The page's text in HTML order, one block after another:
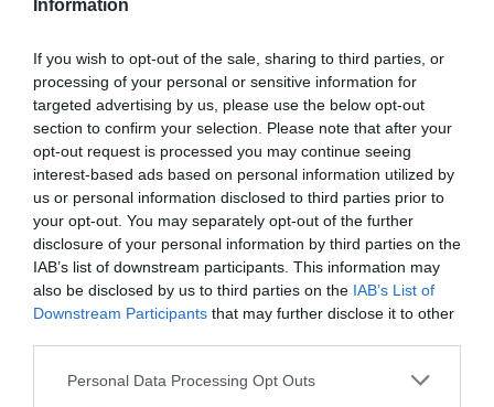
Information
If you wish to opt-out of the sale, sharing to third parties, or
processing of your personal or sensitive information for
targeted advertising by us, please use the below opt-out
section to confirm your selection. Please note that after your
opt-out request is processed you may continue seeing
interest-based ads based on personal information utilized by
us or personal information disclosed to third parties prior to
your opt-out. You may separately opt-out of the further
disclosure of your personal information by third parties on the
IAB’s list of downstream participants. This information may
also be disclosed by us to third parties on the IAB’s List of
Downstream Participants that may further disclose it to other
Personal Data Processing Opt Outs
kontrol zaručuje najvyššiu kvalitu týchto kolies.
0.0
0% zákazníkov odporúča produkt